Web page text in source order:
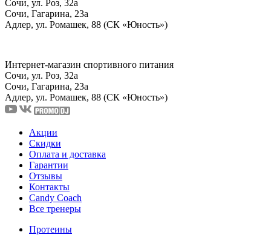
Сочи, ул. Роз, 32а
Сочи, Гагарина, 23а
Адлер, ул. Ромашек, 88 (СК «Юность»)
Интернет-магазин спортивного питания
Сочи, ул. Роз, 32а
Сочи, Гагарина, 23а
Адлер, ул. Ромашек, 88 (СК «Юность»)
Акции
Скидки
Оплата и доставка
Гарантии
Отзывы
Контакты
Candy Coach
Все тренеры
Протеины